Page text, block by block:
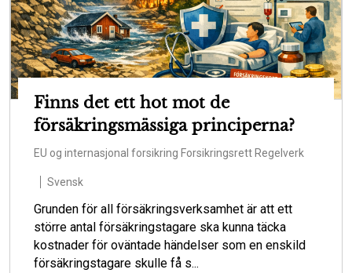
Finns det ett hot mot de
försäkringsmässiga principerna?
EU og internasjonal forsikring ForsikringsrettRegelverk
Svensk
Grunden för all försäkringsverksamhet är att ett
större antal försäkringstagare ska kunna täcka
kostnader för oväntade händelser som en enskild
försäkringstagare skulle få s...